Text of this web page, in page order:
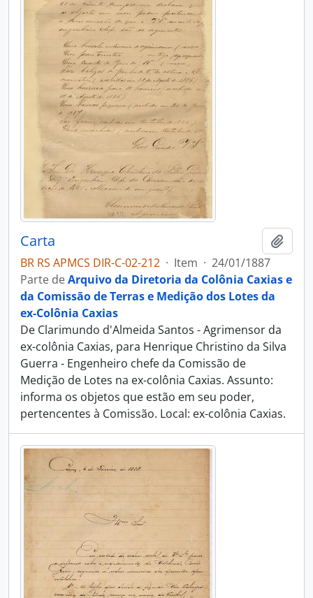
Carta
BR RS APMCS DIR-C-02-212 · Item · 24/01/1887
Parte deArquivo da Diretoria da Colônia Caxias e
da Comissão de Terras e Medição dos Lotes da
ex-Colônia Caxias
De Clarimundo d'Almeida Santos - Agrimensor da
ex-colônia Caxias, para Henrique Christino da Silva
Guerra - Engenheiro chefe da Comissão de
Medição de Lotes na ex-colônia Caxias. Assunto:
informa os objetos que estão em seu poder,
pertencentes à Comissão. Local: ex-colônia Caxias.